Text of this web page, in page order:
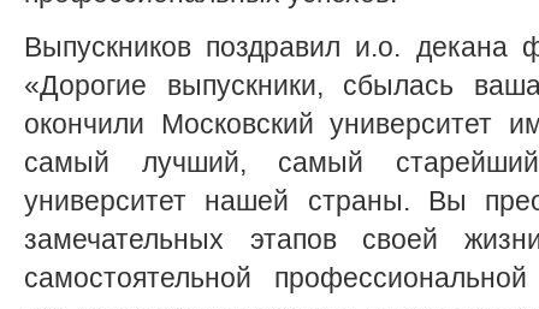
Выпускников поздравил и.о. декана
«Дорогие выпускники, сбылась
окончили Московский университет
самый лучший, самый
университет нашей страны. Вы
замечательных этапов своей
самостоятельной